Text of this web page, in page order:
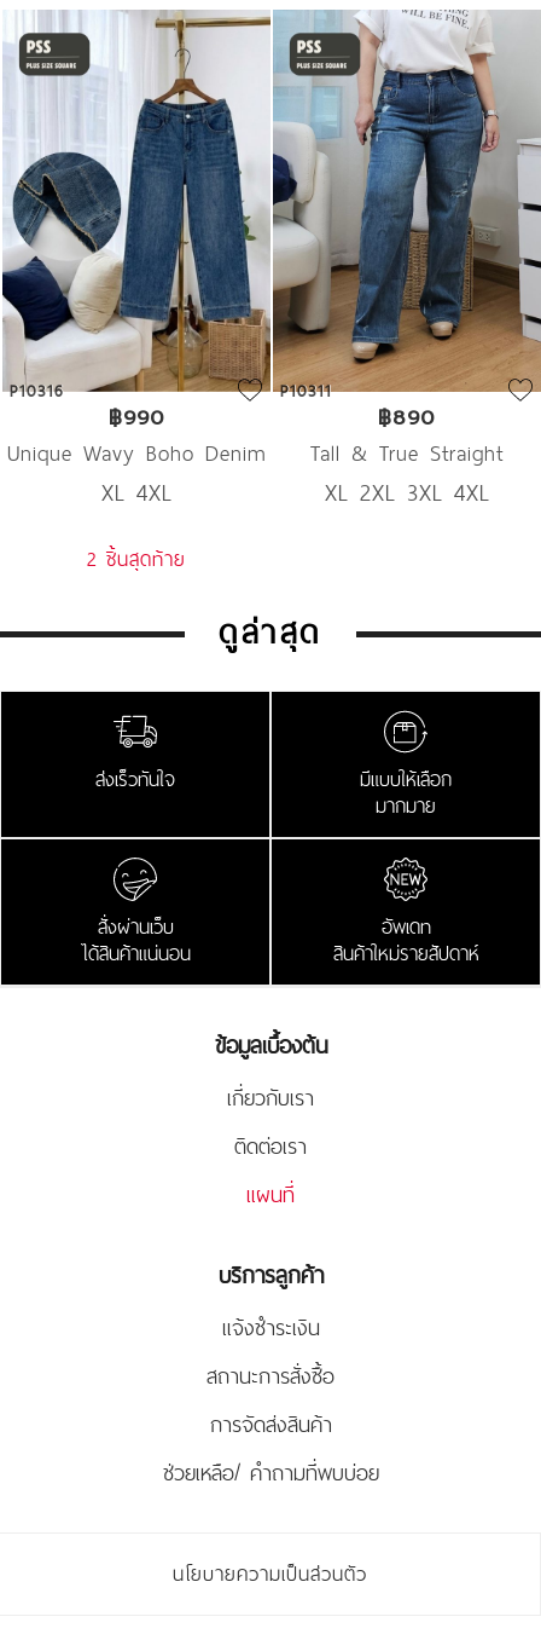
P10316
฿990
Unique Wavy Boho Denim
XL 4XL
2 ชิ้นสุดท้าย
P10311
฿890
Tall & True Straight
Denim
XL 2XL 3XL 4XL
ดูล่าสุด
ส่งเร็วทันใจ มีแบบให้เลือก
มากมาย
สั่งผ่านเว็บ
ได้สินค้าแน่นอน
อัพเดท
สินค้าใหม่รายสัปดาห์
ข้อมูลเบื้องต้น
เกี่ยวกับเรา
ติดต่อเรา
แผนที่
บริการลูกค้า
แจ้งชำระเงิน
สถานะการสั่งซื้อ
การจัดส่งสินค้า
ช่วยเหลือ/ คำถามที่พบบ่อย
นโยบายความเป็นส่วนตัว